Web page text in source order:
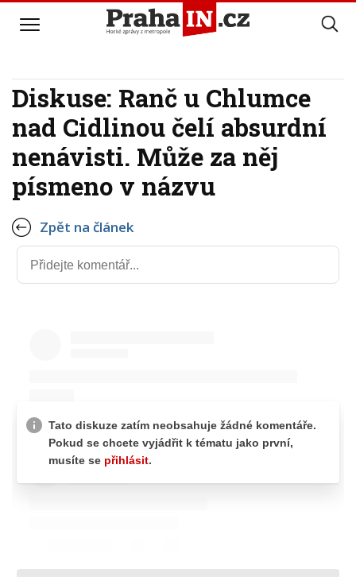
Diskuse: Ranč u Chlumce
nad Cidlinou čelí absurdní
nenávisti. Může za něj
písmeno v názvu
Zpět na článek